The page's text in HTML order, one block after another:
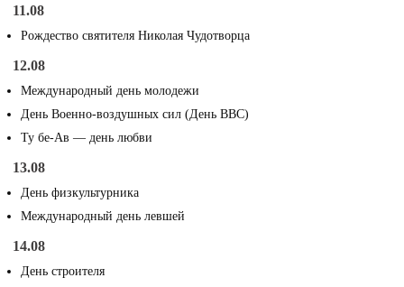
11.08
Рождество святителя Николая Чудотворца
12.08
Международный день молодежи
День Военно-воздушных сил (День ВВС)
Ту бе-Ав — день любви
13.08
День физкультурника
Международный день левшей
14.08
День строителя